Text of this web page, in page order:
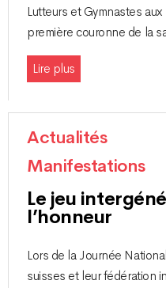
Lutteurs et Gymnastes
première couronne de la
Lire plus
Actualités
Manifestations
Le jeu
l’honneur
Lors de la Journée
suisses et leur fédération